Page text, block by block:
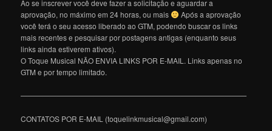
Ao se inscrever você deve fazer a solicitação e aguardar a
aprovação, no máximo em 24 horas, ou mais
Após a aprovação
você terá o seu acesso liberado ao GTM, podendo buscar os links
mais recentes e pesquisar por postagens antigas (enquanto seus
links ainda estiverem ativos).
O Toque Musical NÃO ENVIA LINKS POR E-MAIL. Links apenas no
GTM e por tempo limitado.
———————————————————————————————
CONTATOS POR E-MAIL (toquelinkmusical@gmail.com)